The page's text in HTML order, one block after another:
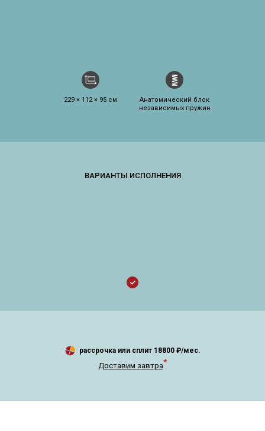
229 × 112 × 95 см
Анатомический блок
независимых пружин
рассрочка или сплит 18800 ₽/мес.
Доставим завтра*